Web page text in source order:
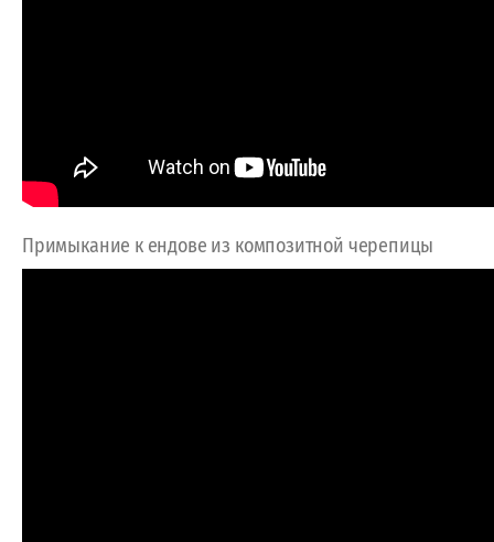
Примыкание к ендове из композитной черепицы